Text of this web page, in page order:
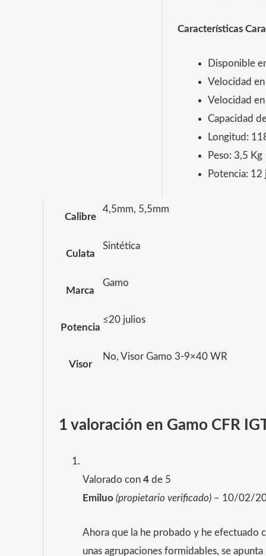
Características
Disponible
Velocidad
Velocidad
Capacidad
Longitud:
Peso: 3,5 Kg
Potencia:
Calibre
4,5mm, 5,5mm
Culata
Sintética
Marca
Gamo
Potencia
≤20 julios
Visor
No, Visor Gamo 3-9×40 WR
1 valoración en Gamo CFR
Valorado con 4de 5
Emiluo (propietario verificado) – 10/02/
Ahora que la he probado y he efectuado
unas agrupaciones formidables, se